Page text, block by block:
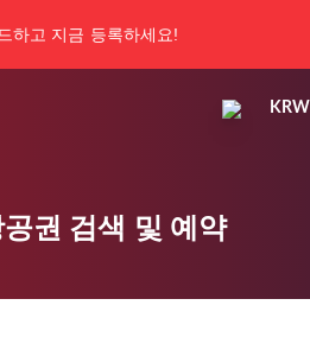
하고 지금 등록하세요!
KRW
권 검색 및 예약